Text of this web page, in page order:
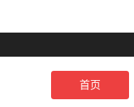
首页